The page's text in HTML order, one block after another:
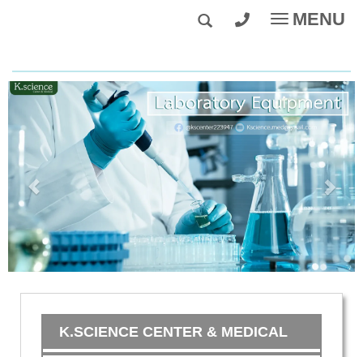
Toggle
MENU
K.SCIENCE CENTER & MEDICAL